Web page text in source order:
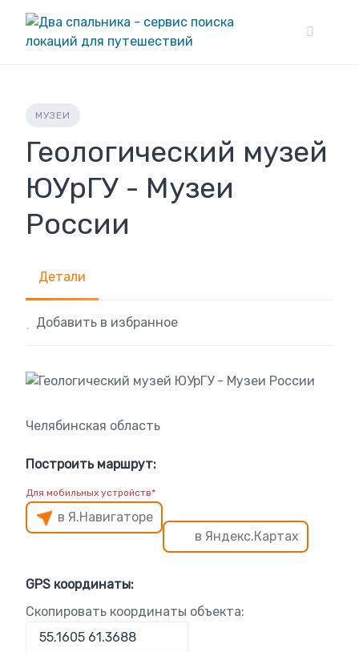
content
МУЗЕИ
Геологический музей
ЮУрГУ - Музеи
России
Детали
Добавить в избранное
Челябинская область
Построить маршрут:
Для мобильных устройств*
в Я.Навигаторе
в Яндекс.Картах
GPS координаты:
Скопировать координаты объекта: